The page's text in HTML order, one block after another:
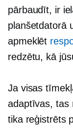
pārbaudīt, ir
planšetdatorā
apmeklēt
redzētu, kā
Ja visas
adaptīvas, tas
tika reģistrēts